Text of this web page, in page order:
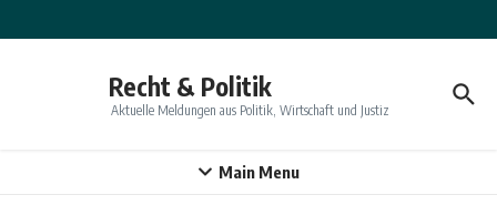
Recht & Politik
Aktuelle Meldungen aus Politik, Wirtschaft und Justiz
Main Menu